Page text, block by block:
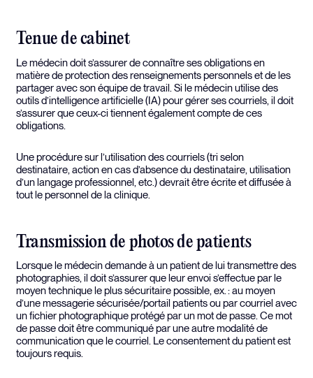
Tenue de cabinet
Le médecin doit s’assurer de connaître ses obligations en
matière de protection des renseignements personnels et de les
partager avec son équipe de travail. Si le médecin utilise des
outils d’intelligence artificielle (IA) pour gérer ses courriels, il doit
s’assurer que ceux-ci tiennent également compte de ces
obligations.
Une procédure sur l’utilisation des courriels (tri selon
destinataire, action en cas d’absence du destinataire, utilisation
d’un langage professionnel, etc.) devrait être écrite et diffusée à
tout le personnel de la clinique.
Transmission de photos de patients
Lorsque le médecin demande à un patient de lui transmettre des
photographies, il doit s’assurer que leur envoi s’effectue par le
moyen technique le plus sécuritaire possible, ex. : au moyen
d’une messagerie sécurisée/portail patients ou par courriel avec
un fichier photographique protégé par un mot de passe. Ce mot
de passe doit être communiqué par une autre modalité de
communication que le courriel. Le consentement du patient est
toujours requis.